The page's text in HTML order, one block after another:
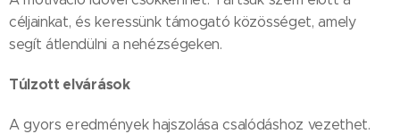
céljainkat, és keressünk támogató közösséget, amely
segít átlendülni a nehézségeken.
Túlzott elvárások
A gyors eredmények hajszolása csalódáshoz vezethet.